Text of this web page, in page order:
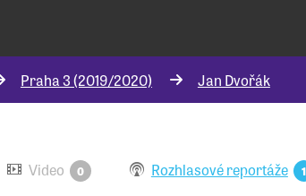
Praha 3 (2019/2020) Jan Dvořák
Video 0 Rozhlasové reportáže 1